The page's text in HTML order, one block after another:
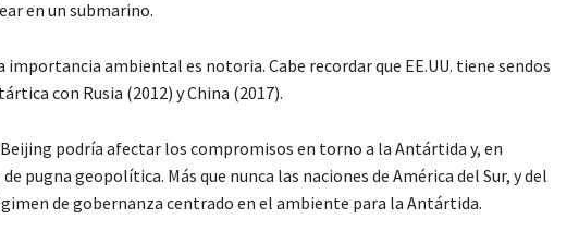
en un submarino.
ambiental es notoria. Cabe recordar que EE.UU. tiene sendos
con Rusia (2012) y China (2017).
podría afectar los compromisos en torno a la Antártida y, en
pugna geopolítica. Más que nunca las naciones de América del Sur, y del
de gobernanza centrado en el ambiente para la Antártida.